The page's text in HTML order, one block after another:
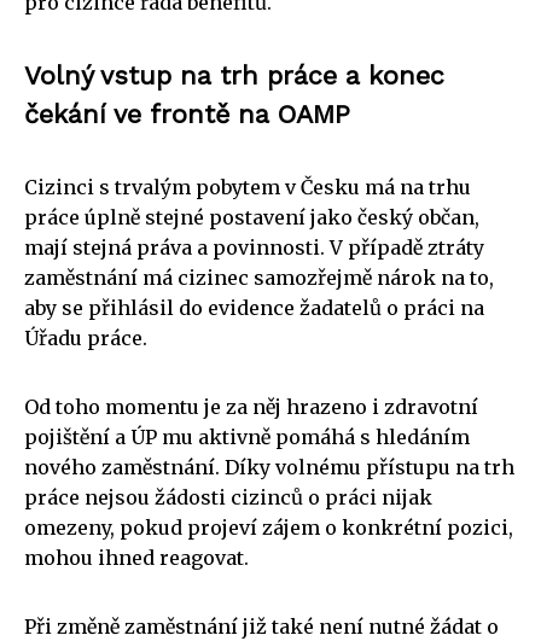
Volný vstup na trh práce a konec
čekání ve frontě na OAMP
Cizinci s trvalým pobytem v Česku má na trhu
práce úplně stejné postavení jako český občan,
mají stejná práva a povinnosti. V případě ztráty
zaměstnání má cizinec samozřejmě nárok na to,
aby se přihlásil do evidence žadatelů o práci na
Úřadu práce.
Od toho momentu je za něj hrazeno i zdravotní
pojištění a ÚP mu aktivně pomáhá s hledáním
nového zaměstnání. Díky volnému přístupu na trh
práce nejsou žádosti cizinců o práci nijak
omezeny, pokud projeví zájem o konkrétní pozici,
mohou ihned reagovat.
Při změně zaměstnání již také není nutné žádat o